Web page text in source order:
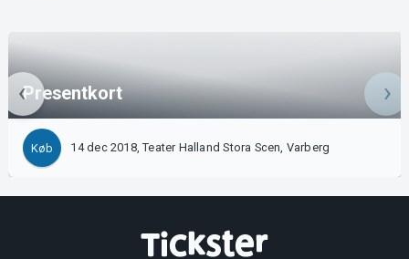
Presentkort
Køb 14 dec 2018, Teater Halland Stora Scen, Varberg